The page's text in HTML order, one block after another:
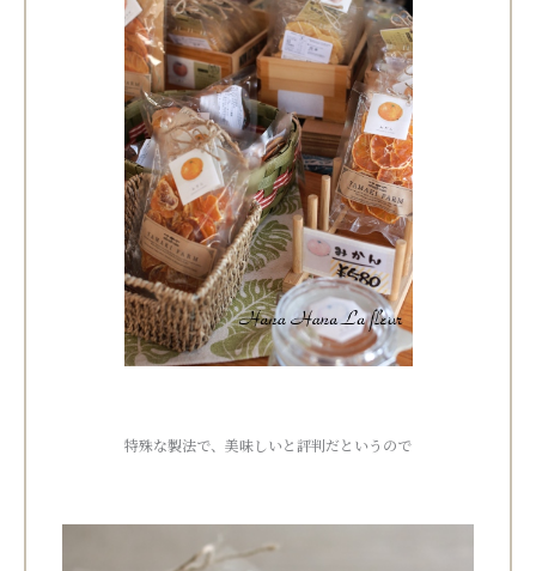
特殊な製法で、美味しいと評判だというので